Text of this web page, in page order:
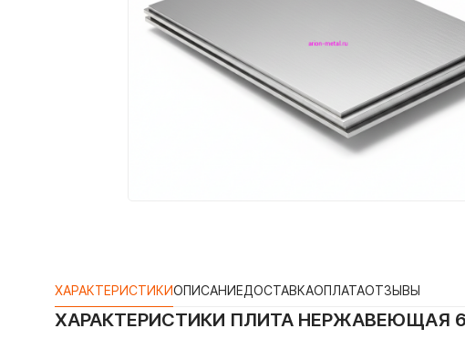
ХАРАКТЕРИСТИКИОПИСАНИЕДОСТАВКАОПЛАТАОТЗЫВЫ
ХАРАКТЕРИСТИКИ ПЛИТА НЕРЖАВЕЮЩАЯ